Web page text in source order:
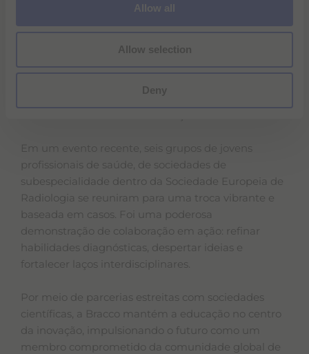
Allow all
Allow selection
Deny
PARA ASSISTIR AO VÍDEO, É NECESSÁRIO
ACEITAR OS COOKIES DE ESTATÍSTICAS
de líderes em radiologia, capacitando-os a crescer,
profissionais de saúde, de sociedades de
subespecialidade dentro da Sociedade Europeia de
Radiologia se reuniram para uma troca vibrante e
baseada em casos. Foi uma poderosa
demonstração de colaboração em ação: refinar
habilidades diagnósticas, despertar ideias e
fortalecer laços interdisciplinares.
Por meio de parcerias estreitas com sociedades
científicas, a Bracco mantém a educação no centro
da inovação, impulsionando o futuro como um
membro comprometido da comunidade global de